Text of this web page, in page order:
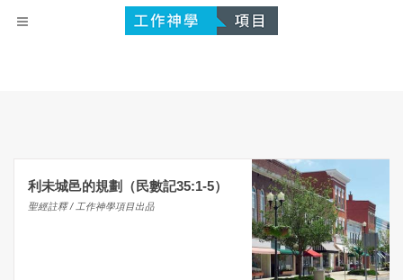
利未城邑的規劃（民數記35:1-5）
聖經註釋 / 工作神學項目出品